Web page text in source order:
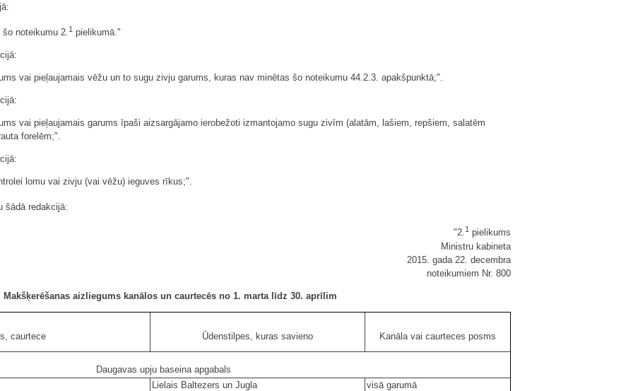
noteikumu 2. 1 pielikumā."
vai pieļaujamais vēžu un to sugu zivju garums, kuras nav minētas šo noteikumu 44.2.3. apakšpunktā;".
vai pieļaujamais garums īpaši aizsargājamo ierobežoti izmantojamo sugu zivīm (alatām, lašiem, repšiem, salatēm
forelēm;".
lomu vai zivju (vai vēžu) ieguves rīkus;".
šādā redakcijā:
"2.1 pielikums
Ministru kabineta
2015. gada 22. decembra
noteikumiem Nr. 800
Makšķerēšanas aizliegums kanālos un caurtecēs no 1. marta līdz 30. aprīlim
caurtece Ūdenstilpes, kuras savieno Kanāla vai caurteces posms
Daugavas upju baseina apgabals
Lielais Baltezers un Jugla
visā garumā